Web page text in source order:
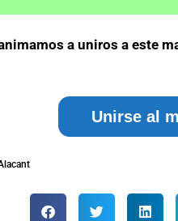
a uniros a este
Unirse al